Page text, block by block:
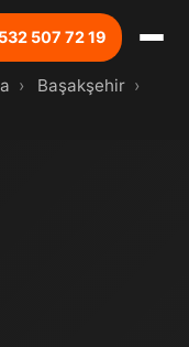
507 72 19
› Başakşehir ›